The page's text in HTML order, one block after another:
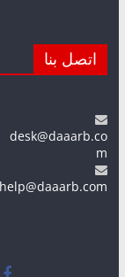
اتصل بنا
desk@daaarb.co
m
help@daaarb.com